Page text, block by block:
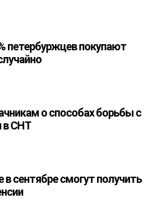
петербуржцев покупают
о способах борьбы с
в СНТ
сентябре смогут получить